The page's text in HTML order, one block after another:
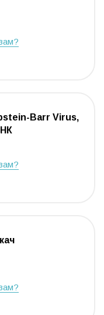
Barr Virus,